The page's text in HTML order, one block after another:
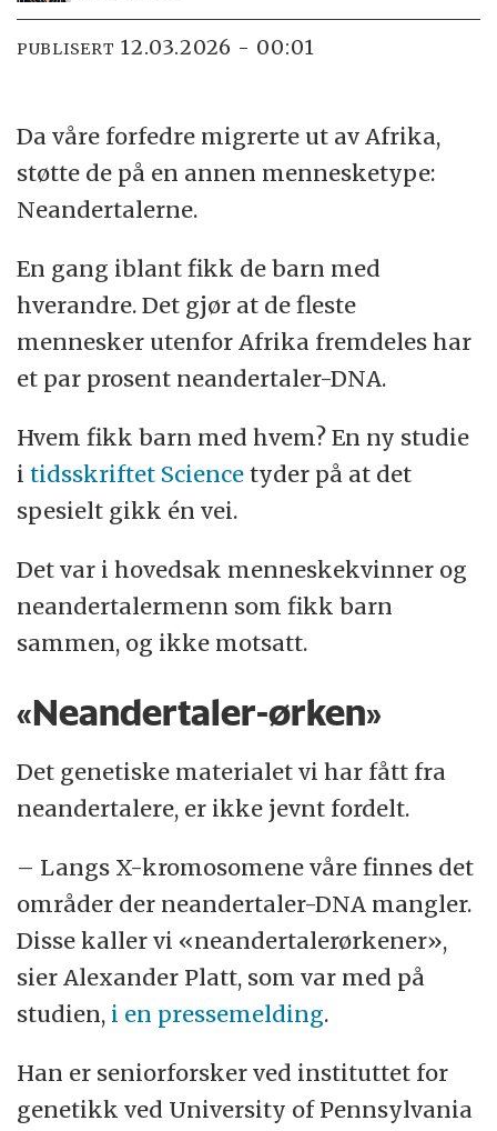
PUBLISERT 12.03.2026 - 00:01
Da våre forfedre migrerte ut av Afrika,
støtte de på en annen mennesketype:
Neandertalerne.
En gang iblant fikk de barn med
hverandre. Det gjør at de fleste
mennesker utenfor Afrika fremdeles har
et par prosent neandertaler-DNA.
Hvem fikk barn med hvem? En ny studie
i tidsskriftet Science tyder på at det
spesielt gikk én vei.
Det var i hovedsak menneskekvinner og
neandertalermenn som fikk barn
sammen, og ikke motsatt.
«Neandertaler-ørken»
Det genetiske materialet vi har fått fra
neandertalere, er ikke jevnt fordelt.
– Langs X-kromosomene våre finnes det
områder der neandertaler-DNA mangler.
Disse kaller vi «neandertalerørkener»,
sier Alexander Platt, som var med på
studien, i en pressemelding.
Han er seniorforsker ved instituttet for
genetikk ved University of Pennsylvania